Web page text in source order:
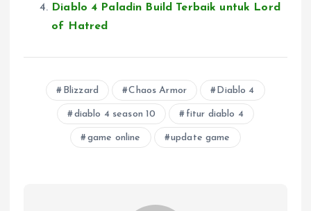
Diablo 4 Paladin Build Terbaik untuk Lord
of Hatred
Blizzard Chaos Armor Diablo 4
diablo 4 season 10 fitur diablo 4
game online update game